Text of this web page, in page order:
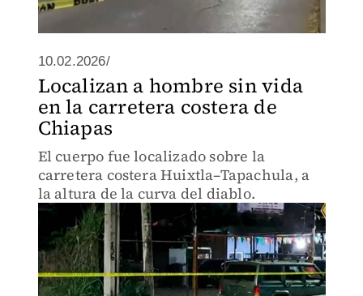
10.02.2026/
Localizan a hombre sin vida
en la carretera costera de
Chiapas
El cuerpo fue localizado sobre la
carretera costera Huixtla–Tapachula, a
la altura de la curva del diablo.